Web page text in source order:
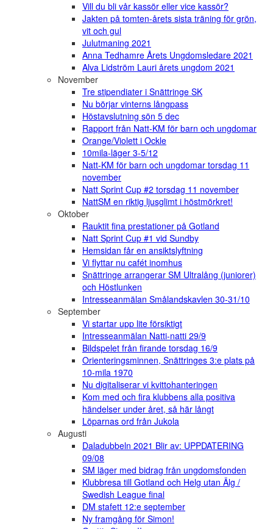
Vill du bli vår kassör eller vice kassör?
Jakten på tomten-årets sista träning för grön,
vit och gul
Julutmaning 2021
Anna Tedhamre Årets Ungdomsledare 2021
Alva Lidström Lauri årets ungdom 2021
November
Tre stipendiater i Snättringe SK
Nu börjar vinterns långpass
Höstavslutning sön 5 dec
Rapport från Natt-KM för barn och ungdomar
Orange/Violett i Ockle
10mila-läger 3-5/12
Natt-KM för barn och ungdomar torsdag 11
november
Natt Sprint Cup #2 torsdag 11 november
NattSM en riktig ljusglimt i höstmörkret!
Oktober
Rauktit fina prestationer på Gotland
Natt Sprint Cup #1 vid Sundby
Hemsidan får en ansiktslyftning
Vi flyttar nu cafét inomhus
Snättringe arrangerar SM Ultralång (juniorer)
och Höstlunken
Intresseanmälan Smålandskavlen 30-31/10
September
Vi startar upp lite försiktigt
Intresseanmälan Natti-natti 29/9
Bildspelet från firande torsdag 16/9
Orienteringsminnen, Snättringes 3:e plats på
10-mila 1970
Nu digitaliserar vi kvittohanteringen
Kom med och fira klubbens alla positiva
händelser under året, så här långt
Löparnas ord från Jukola
Augusti
Daladubbeln 2021 Blir av: UPPDATERING
09/08
SM läger med bidrag från ungdomsfonden
Klubbresa till Gotland och Helg utan Älg /
Swedish League final
DM stafett 12:e september
Ny framgång för Simon!